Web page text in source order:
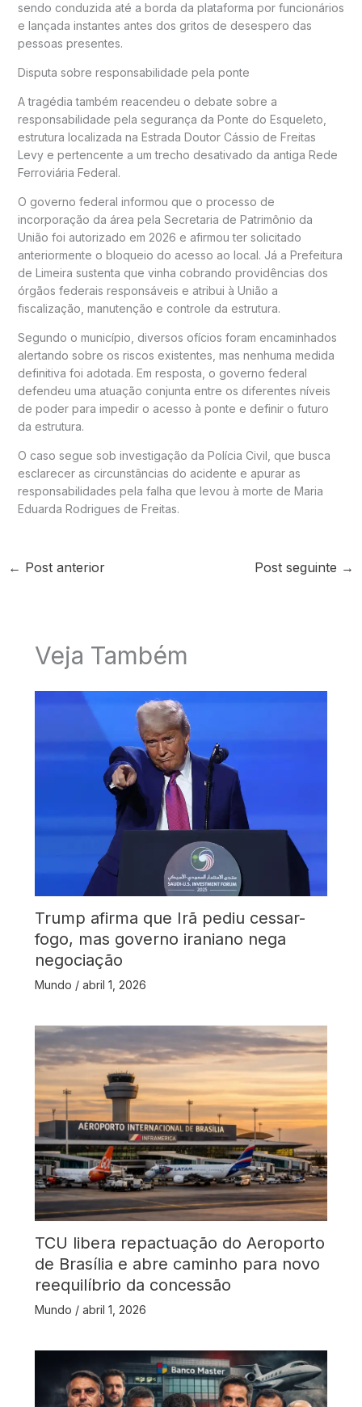
sendo conduzida até a borda da plataforma por funcionários
e lançada instantes antes dos gritos de desespero das
pessoas presentes.
Disputa sobre responsabilidade pela ponte
A tragédia também reacendeu o debate sobre a
responsabilidade pela segurança da Ponte do Esqueleto,
estrutura localizada na Estrada Doutor Cássio de Freitas
Levy e pertencente a um trecho desativado da antiga Rede
Ferroviária Federal.
O governo federal informou que o processo de
incorporação da área pela Secretaria de Patrimônio da
União foi autorizado em 2026 e afirmou ter solicitado
anteriormente o bloqueio do acesso ao local. Já a Prefeitura
de Limeira sustenta que vinha cobrando providências dos
órgãos federais responsáveis e atribui à União a
fiscalização, manutenção e controle da estrutura.
Segundo o município, diversos ofícios foram encaminhados
alertando sobre os riscos existentes, mas nenhuma medida
definitiva foi adotada. Em resposta, o governo federal
defendeu uma atuação conjunta entre os diferentes níveis
de poder para impedir o acesso à ponte e definir o futuro
da estrutura.
O caso segue sob investigação da Polícia Civil, que busca
esclarecer as circunstâncias do acidente e apurar as
responsabilidades pela falha que levou à morte de Maria
Eduarda Rodrigues de Freitas.
← Post anterior Post seguinte →
Veja Também
Trump afirma que Irã pediu cessar-
fogo, mas governo iraniano nega
negociação
Mundo / abril 1, 2026
TCU libera repactuação do Aeroporto
de Brasília e abre caminho para novo
reequilíbrio da concessão
Mundo / abril 1, 2026